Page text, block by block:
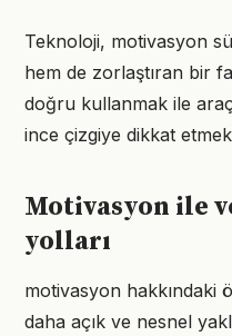
Teknoloji, motivasyon
hem de zorlaştıran bir
doğru kullanmak ile
ince çizgiye dikkat
Motivasyon ile
yolları
motivasyon hakkındaki
daha açık ve nesnel